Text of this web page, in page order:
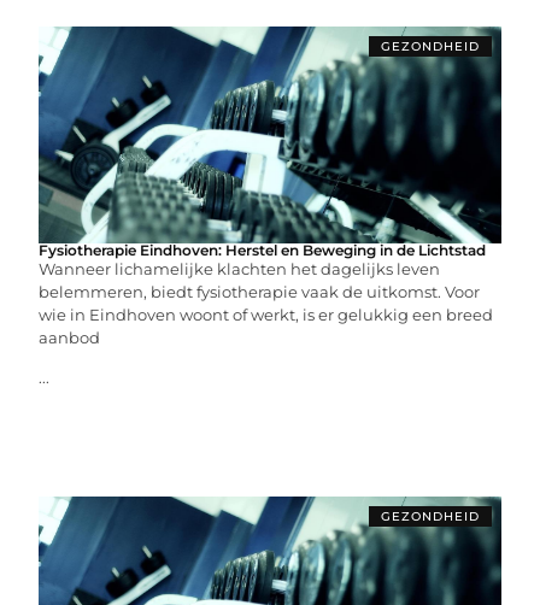
GEZONDHEID
Fysiotherapie Eindhoven: Herstel en Beweging in de Lichtstad
Wanneer lichamelijke klachten het dagelijks leven
belemmeren, biedt fysiotherapie vaak de uitkomst. Voor
wie in Eindhoven woont of werkt, is er gelukkig een breed
aanbod
...
GEZONDHEID